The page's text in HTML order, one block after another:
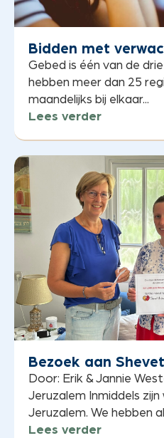
Bidden met
Gebed is één van de
hebben meer dan 25
maandelijks bij elkaar...
Lees verder
Bezoek aan
Door: Erik & Jannie
Jeruzalem Inmiddels
Jeruzalem. We hebben al
Lees verder